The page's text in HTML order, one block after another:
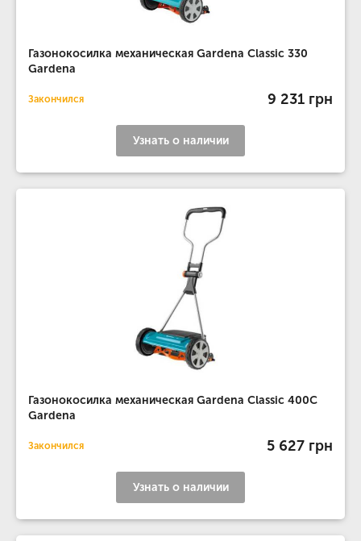
Газонокосилка механическая Gardena Classic 330
Gardena
Закончился 9 231 грн
Узнать о наличии
Газонокосилка механическая Gardena Classic 400C
Gardena
Закончился 5 627 грн
Узнать о наличии